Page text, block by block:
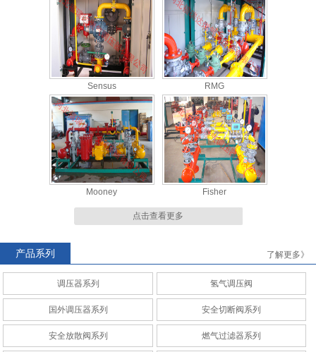
Sensus RMG
Mooney Fisher
AMCO RAQ安全切断阀系列
点击查看更多
产品系列 了解更多》
调压器系列 氢气调压阀
国外调压器系列 安全切断阀系列
安全放散阀系列 燃气过滤器系列